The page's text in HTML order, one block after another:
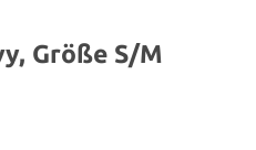
Größe S/M